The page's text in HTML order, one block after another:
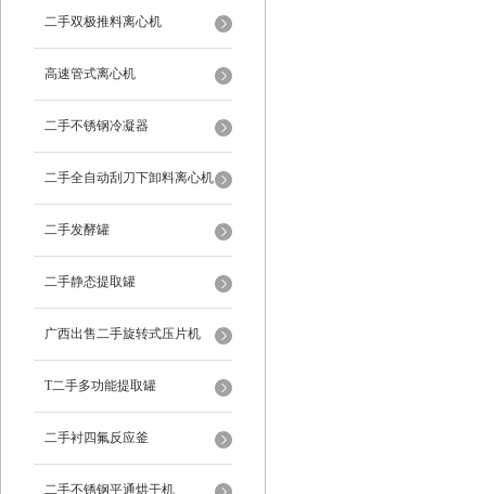
二手双极推料离心机
高速管式离心机
二手不锈钢冷凝器
二手全自动刮刀下卸料离心机
二手发酵罐
二手静态提取罐
广西出售二手旋转式压片机
T二手多功能提取罐
二手衬四氟反应釜
二手不锈钢平通烘干机